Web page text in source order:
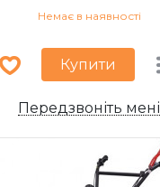
Немає в наявності
Купити
Передзвоніть мені